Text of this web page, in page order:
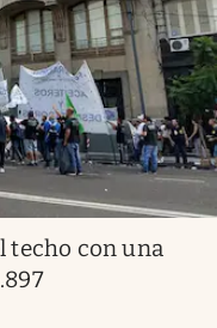
techo con una